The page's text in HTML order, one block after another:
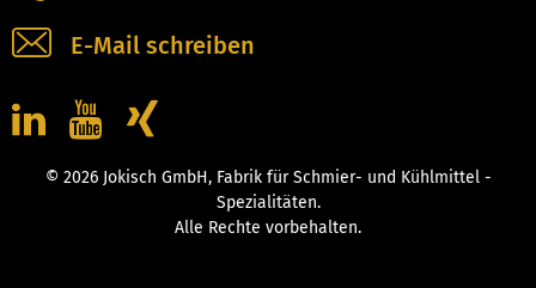
E-Mail schreiben
© 2026 Jokisch GmbH, Fabrik für Schmier- und Kühlmittel -
Spezialitäten.
Alle Rechte vorbehalten.